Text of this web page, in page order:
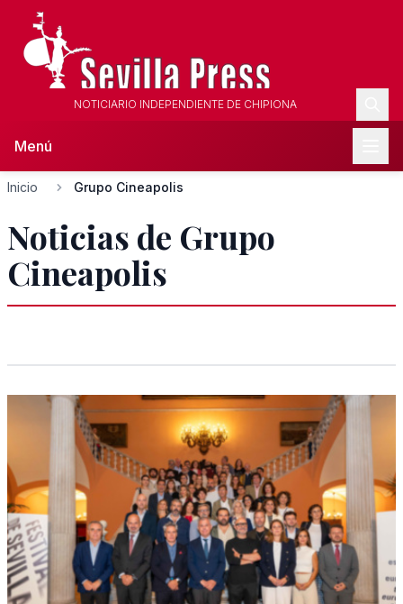
NOTICIARIO INDEPENDIENTE DE CHIPIONA
Menú
Inicio Grupo Cineapolis
Noticias de Grupo
Cineapolis